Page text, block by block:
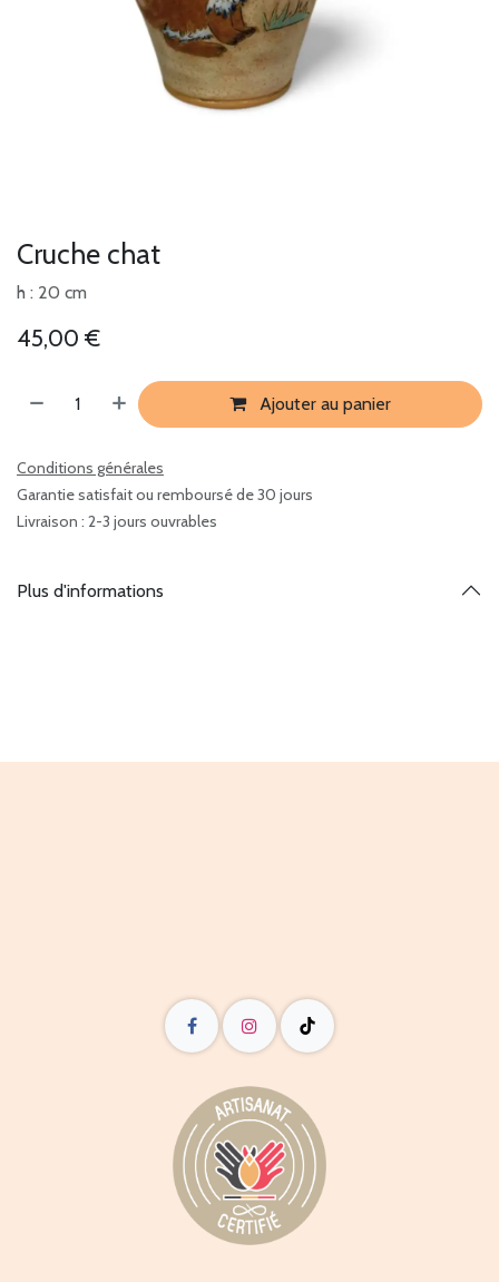
Cruche chat
h : 20 cm
45,00 €
Ajouter au panier
Conditions générales
Garantie satisfait ou remboursé de 30 jours
Livraison : 2-3 jours ouvrables
Plus d'informations